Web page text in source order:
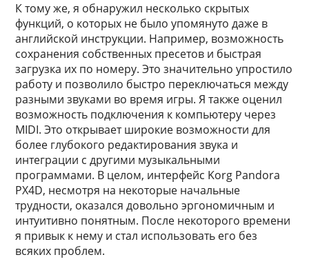
К тому же, я обнаружил несколько скрытых
функций, о которых не было упомянуто даже в
английской инструкции. Например, возможность
сохранения собственных пресетов и быстрая
загрузка их по номеру. Это значительно упростило
работу и позволило быстро переключаться между
разными звуками во время игры. Я также оценил
возможность подключения к компьютеру через
MIDI. Это открывает широкие возможности для
более глубокого редактирования звука и
интеграции с другими музыкальными
программами. В целом, интерфейс Korg Pandora
PX4D, несмотря на некоторые начальные
трудности, оказался довольно эргономичным и
интуитивно понятным. После некоторого времени
я привык к нему и стал использовать его без
всяких проблем.